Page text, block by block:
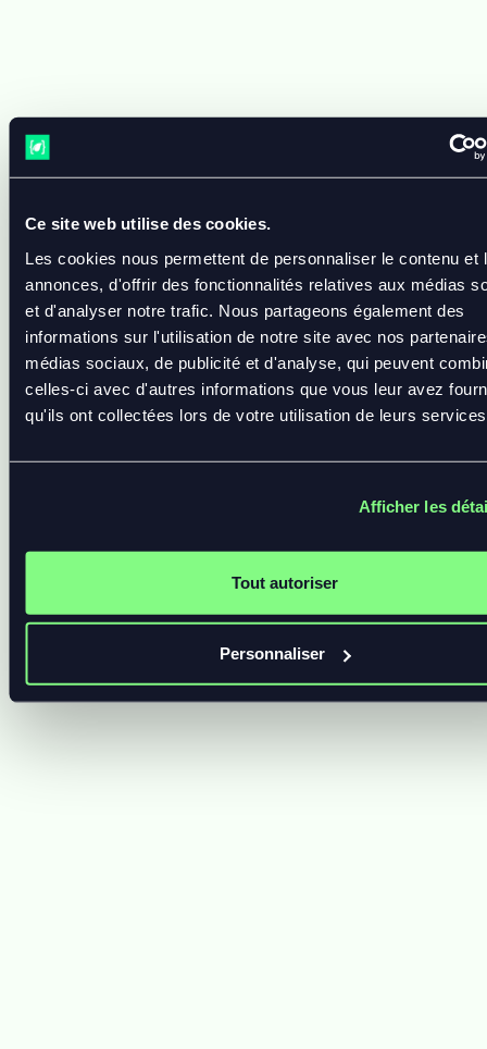
Ce site web utilise des cookies.
Les cookies nous permettent de personnaliser le contenu et
annonces, d'offrir des fonctionnalités relatives aux médias
et d'analyser notre trafic. Nous partageons également des
informations sur l'utilisation de notre site avec nos
médias sociaux, de publicité et d'analyse, qui peuvent
celles-ci avec d'autres informations que vous leur avez
qu'ils ont collectées lors de votre utilisation de leurs
Afficher les
Tout autoriser
Personnaliser
Aide aux choix techniques
Hésitation entre refonte, migration ou
patch